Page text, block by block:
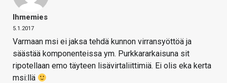
Ihmemies
5.1.2017
Varmaan msi ei jaksa tehdä kunnon virransyöttöä ja
säästää komponenteissa ym. Purkkararkaisuna sit
ripotellaan emo täyteen lisävirtaliittimiä. Ei olis eka kerta
msi:llä